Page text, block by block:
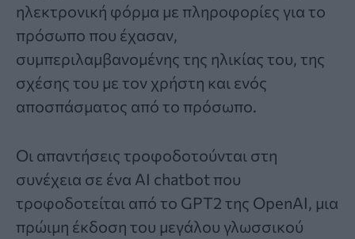
ηλεκτρονική φόρμα με πληροφορίες για το
πρόσωπο που έχασαν,
συμπεριλαμβανομένης της ηλικίας του, της
σχέσης του με τον χρήστη και ενός
αποσπάσματος από το πρόσωπο.
Οι απαντήσεις τροφοδοτούνται στη
συνέχεια σε ένα AI chatbot που
τροφοδοτείται από το GPT2 της OpenAI, μια
πρώιμη έκδοση του μεγάλου γλωσσικού